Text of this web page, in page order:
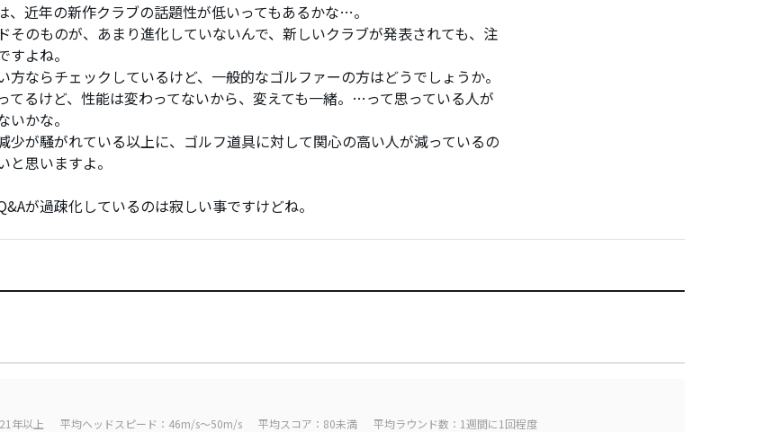
、近年の新作クラブの話題性が低いってもあるかな…。
そのものが、あまり進化していないんで、新しいクラブが発表されても、注
すよね。
方ならチェックしているけど、一般的なゴルファーの方はどうでしょうか。
てるけど、性能は変わってないから、変えても一緒。…って思っている人が
いかな。
少が騒がれている以上に、ゴルフ道具に対して関心の高い人が減っているの
と思いますよ。
が過疎化しているのは寂しい事ですけどね。
年以上 平均ヘッドスピード：46m/s～50m/s 平均スコア：80未満
平均ラウンド数：1週間に1回程度